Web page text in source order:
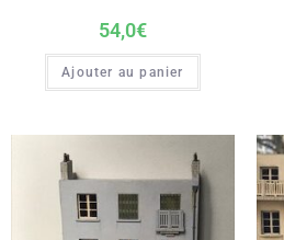
54,0€
Ajouter au panier